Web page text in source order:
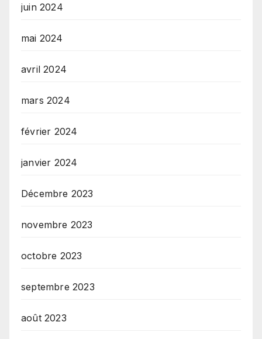
juin 2024
mai 2024
avril 2024
mars 2024
février 2024
janvier 2024
Décembre 2023
novembre 2023
octobre 2023
septembre 2023
août 2023